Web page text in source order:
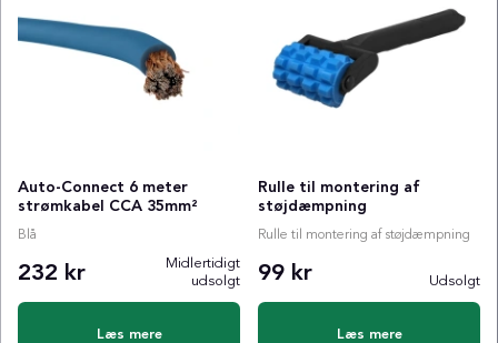
Auto-Connect 6 meter
strømkabel CCA 35mm²
Blå
232 kr
Midlertidigt
udsolgt
Læs mere
Rulle til montering af
støjdæmpning
Rulle til montering af støjdæmpning
99 kr Udsolgt
Læs mere